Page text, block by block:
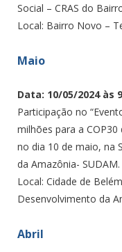
Social – CRAS do
Local: Bairro Novo –
Maio
Data: 10/05/2024 às
Participação no
milhões para a
no dia 10 de maio, na
da Amazônia- SUDAM.
Local: Cidade de
Desenvolvimento da
Abril